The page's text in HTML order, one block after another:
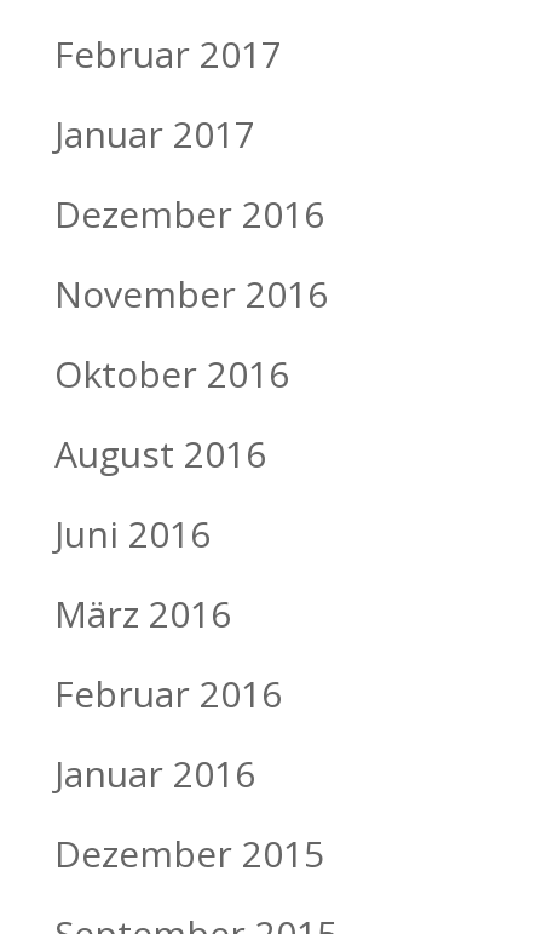
Februar 2017
Januar 2017
Dezember 2016
November 2016
Oktober 2016
August 2016
Juni 2016
März 2016
Februar 2016
Januar 2016
Dezember 2015